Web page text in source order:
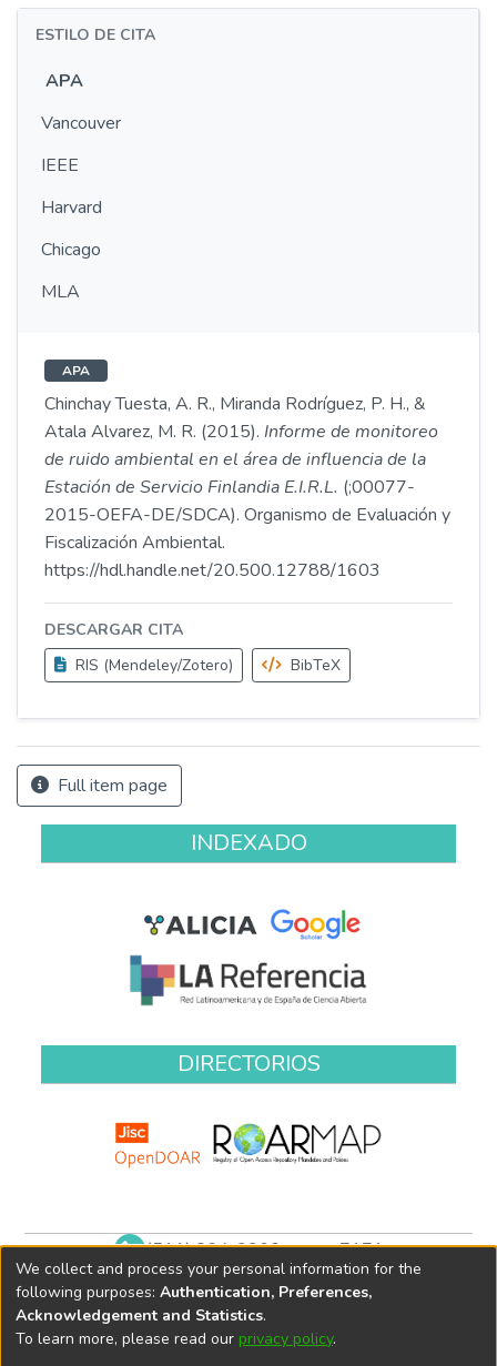
ESTILO DE CITA
APA
Vancouver
IEEE
Harvard
Chicago
MLA
APA
Chinchay Tuesta, A. R., Miranda Rodríguez, P. H., &
Atala Alvarez, M. R. (2015). Informe de monitoreo
de ruido ambiental en el área de influencia de la
Estación de Servicio Finlandia E.I.R.L. (;00077-
2015-OEFA-DE/SDCA). Organismo de Evaluación y
Fiscalización Ambiental.
https://hdl.handle.net/20.500.12788/1603
DESCARGAR CITA
RIS (Mendeley/Zotero)
BibTeX
Full item page
INDEXADO
DIRECTORIOS
(511) 204-9900 anexo 7171
biblioteca@oefa.gob.pe
We collect and process your personal information for the
following purposes: Authentication, Preferences,
Acknowledgement and Statistics.
To learn more, please read our privacy policy.